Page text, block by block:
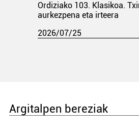
Ordiziako 103. Klasikoa.
aurkezpena eta irteera
2026/07/25
Argitalpen bereziak